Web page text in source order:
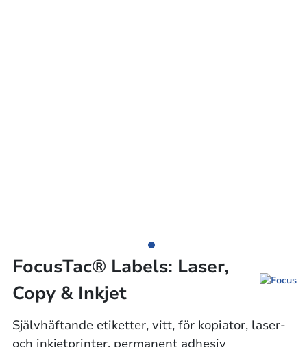
FocusTac® Labels: Laser,
Copy & Inkjet
Självhäftande etiketter, vitt, för kopiator, laser-
och inkjetprinter, permanent adhesiv